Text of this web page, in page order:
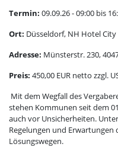
Termin: 09.09.26 - 09:00 bis
Ort: Düsseldorf, NH Hotel
Adresse: Münsterstr. 230,
Preis: 450,00 EUR netto zzgl.
Mit dem Wegfall des
stehen Kommunen seit dem
auch vor Unsicherheiten.
Regelungen und
Lösungswegen.